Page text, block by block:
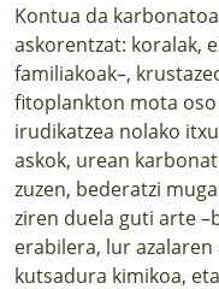
Kontua da
askorentzat: koralak,
familiakoak–,
fitoplankton mota oso
irudikatzea nolako
askok, urean
zuzen, bederatzi
ziren duela guti arte
erabilera, lur
kutsadura kimikoa,